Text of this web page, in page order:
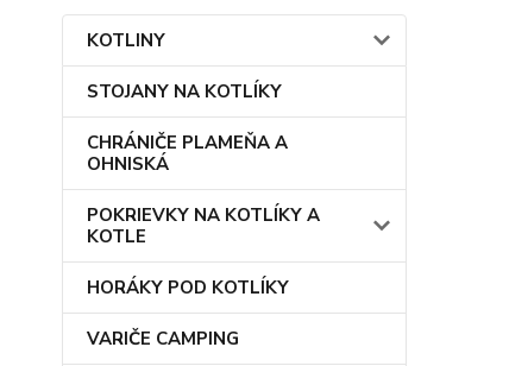
KOTLINY
STOJANY NA KOTLÍKY
CHRÁNIČE PLAMEŇA A
OHNISKÁ
POKRIEVKY NA KOTLÍKY A
KOTLE
HORÁKY POD KOTLÍKY
VARIČE CAMPING